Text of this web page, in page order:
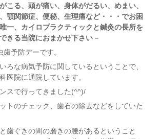
こる、頭が痛い、身体がだるい、めまい、
顎関節症、便秘、生理痛など・・・でお困
一、カイロプラクティックと鍼灸の長所を
きる当院におまかせ下さい－
予防デーです。
ろな病気予防に関しているということで、
医院に通院しています。
スで行ってきました(^^)/
トのチェック、歯石の除去などをしていた
歯ぐきの間の磨きの腰があるということ